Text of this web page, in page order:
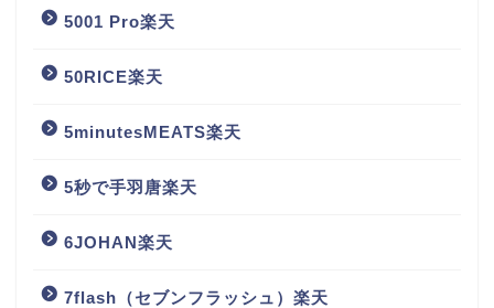
5001 Pro楽天
50RICE楽天
5minutesMEATS楽天
5秒で手羽唐楽天
6JOHAN楽天
7flash（セブンフラッシュ）楽天